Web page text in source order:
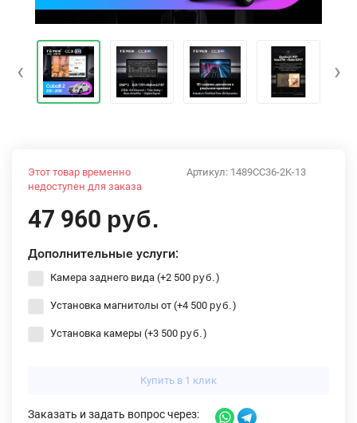
‹ ›
Артикул: 1489CC36-2K-13
Этот товар временно
недоступен для заказа
47 960 руб.
Дополнительные услуги:
Камера заднего вида (+2 500 руб. )
Установка магнитолы от (+4 500 руб. )
Установка камеры (+3 500 руб. )
Купить в 1 клик
Заказать и задать вопрос через: